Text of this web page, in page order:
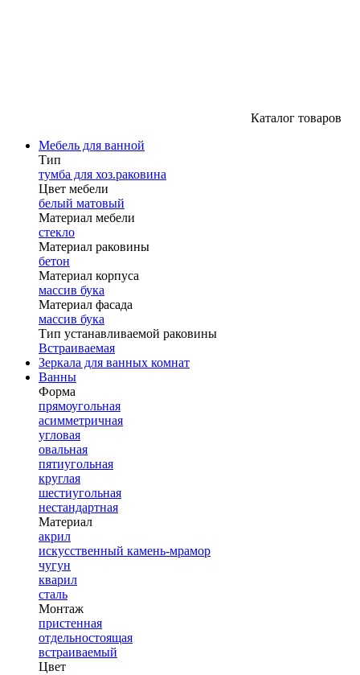
Каталог товаров
Мебель для ванной
Тип
тумба для хоз.раковина
Цвет мебели
белый матовый
Материал мебели
стекло
Материал раковины
бетон
Материал корпуса
массив бука
Материал фасада
массив бука
Тип устанавливаемой раковины
Встраиваемая
Зеркала для ванных комнат
Ванны
Форма
прямоугольная
асимметричная
угловая
овальная
пятиугольная
круглая
шестиугольная
нестандартная
Материал
акрил
искусственный камень-мрамор
чугун
кварил
сталь
Монтаж
пристенная
отдельностоящая
встраиваемый
Цвет